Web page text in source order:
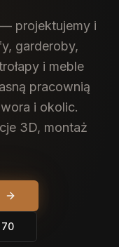
projektujemy i
garderoby,
i meble
pracownią
i okolic.
3D, montaż